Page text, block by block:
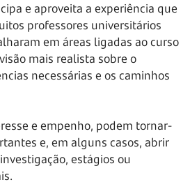
e aproveita a experiência que
professores universitários
em áreas ligadas ao curso
mais realista sobre o
necessárias e os caminhos
e empenho, podem tornar-
e, em alguns casos, abrir
estágios ou